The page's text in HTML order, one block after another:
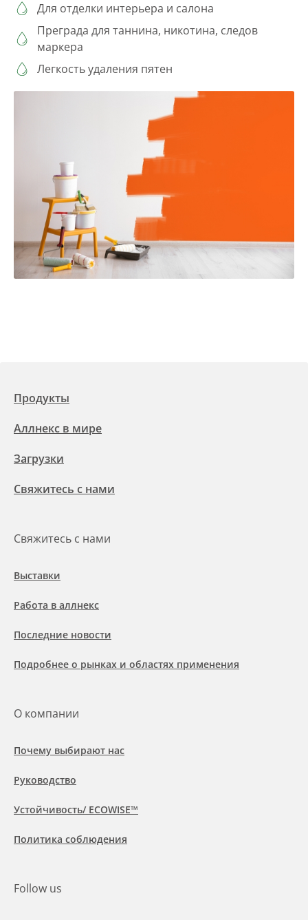
Для отделки интерьера и салона
Преграда для таннина, никотина, следов
маркера
Легкость удаления пятен
Продукты
Аллнекс в мире
Загрузки
Свяжитесь с нами
Свяжитесь с нами
Выставки
Работа в аллнекс
Последние новости
Подробнее о рынках и областях применения
О компании
Почему выбирают нас
Руководство
Устойчивость/ ECOWISE™
Политика соблюдения
Follow us